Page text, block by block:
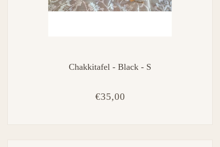
Chakkitafel - Black - S
€35,00